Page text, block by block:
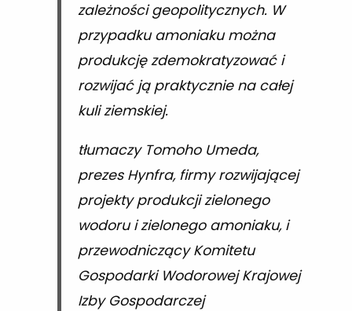
zależności geopolitycznych. W
przypadku amoniaku można
produkcję zdemokratyzować i
rozwijać ją praktycznie na całej
kuli ziemskiej.
tłumaczy Tomoho Umeda,
prezes Hynfra, firmy rozwijającej
projekty produkcji zielonego
wodoru i zielonego amoniaku, i
przewodniczący Komitetu
Gospodarki Wodorowej Krajowej
Izby Gospodarczej